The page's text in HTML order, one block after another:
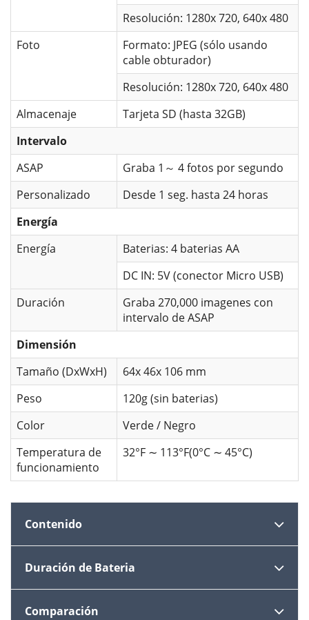
Resolución: 1280x 720, 640x 480
Foto
Formato: JPEG (sólo usando
cable obturador)
Resolución: 1280x 720, 640x 480
Almacenaje
Tarjeta SD (hasta 32GB)
Intervalo
ASAP
Graba 1～ 4 fotos por segundo
Personalizado
Desde 1 seg. hasta 24 horas
Energía
Energía
Baterias: 4 baterias AA
DC IN: 5V (conector Micro USB)
Duración
Graba 270,000 imagenes con
intervalo de ASAP
Dimensión
Tamaño (DxWxH)
64x 46x 106 mm
Peso
120g (sin baterias)
Color
Verde / Negro
Temperatura de
funcionamiento
32°F ∼ 113°F(0°C ∼ 45°C)
Contenido
Duración de Bateria
Comparación